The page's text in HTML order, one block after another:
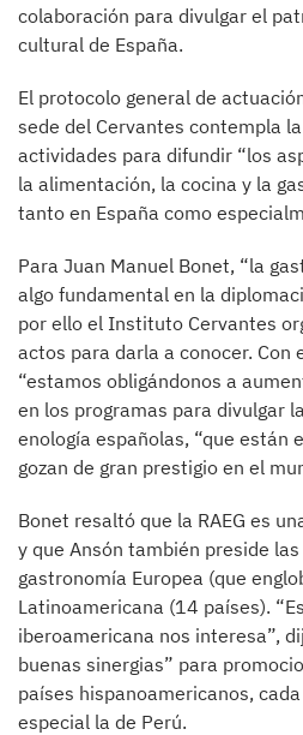
colaboración para divulgar el
cultural de España.
El protocolo general de
sede del Cervantes contempla
actividades para difundir “los
la alimentación, la cocina y la
tanto en España como
Para Juan Manuel Bonet, “la
algo fundamental en la
por ello el Instituto Cervantes
actos para darla a conocer. Con
“estamos obligándonos a
en los programas para divulgar
enología españolas, “que están
gozan de gran prestigio en el
Bonet resaltó que la RAEG es
y que Ansón también preside
gastronomía Europea (que
Latinoamericana (14 países).
iberoamericana nos interesa”,
buenas sinergias” para
países hispanoamericanos,
especial la de Perú.